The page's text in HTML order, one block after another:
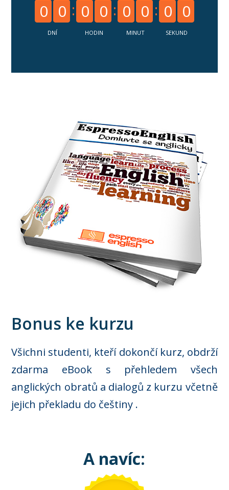
0 0
DNÍ
0 0
HODIN
0 0
MINUT
0 0
SEKUND
Bonus ke kurzu
Všichni studenti, kteří dokončí kurz, obdrží
zdarma eBook s přehledem všech
anglických obratů a dialogů z kurzu včetně
jejich překladu do češtiny .
A navíc: